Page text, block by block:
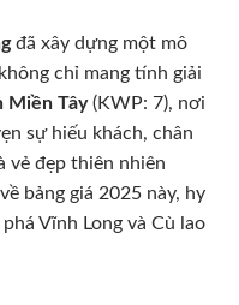
đã xây dựng một mô
chỉ mang tính giải
Miền Tây(KWP: 7), nơi
sự hiếu khách, chân
vẻ đẹp thiên nhiên
bảng giá 2025 này, hy
Vĩnh Long và Cù lao